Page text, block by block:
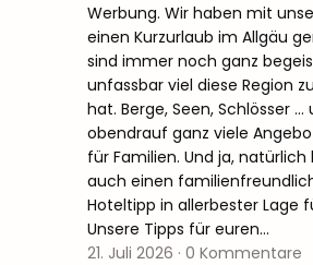
Werbung. Wir haben mit
einen Kurzurlaub im Allgäu
sind immer noch ganz
unfassbar viel diese Region
hat. Berge, Seen, Schlösser …
obendrauf ganz viele
für Familien. Und ja, natürlich
auch einen
Hoteltipp in allerbester Lage
Unsere Tipps für euren…
21. Juli 2026 · 0 Kommentare